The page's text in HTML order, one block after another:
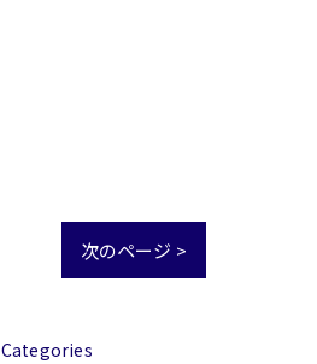
次のページ >
Categories